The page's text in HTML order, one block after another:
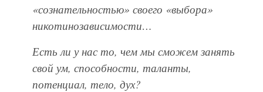
«сознательностью» своего «выбора»
никотинозависимости…
Есть ли у нас то, чем мы сможем занять
свой ум, способности, таланты,
потенциал, тело, дух?